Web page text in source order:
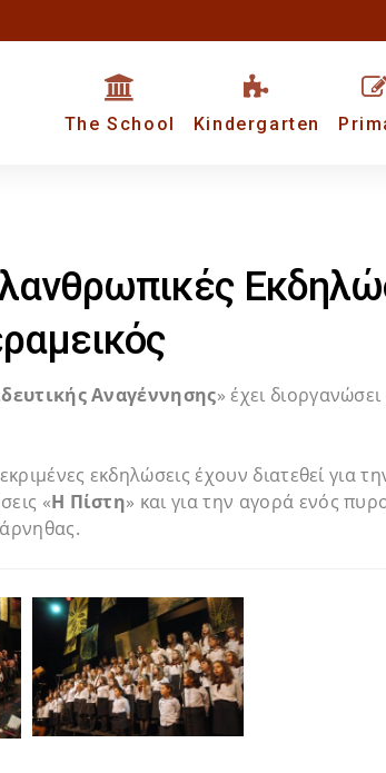
The School Kindergarten
Αναγέννησης» έχει
εκδηλώσεις έχουν διατεθεί
«Η Πίστη» και για την αγορά ενός